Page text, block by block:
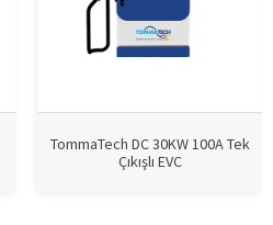
TommaTech DC 30KW 100A Tek
Çıkışlı EVC